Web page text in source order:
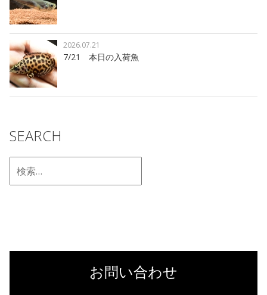
7/21 本日の入荷魚
2026.07.21
SEARCH
お問い合わせ